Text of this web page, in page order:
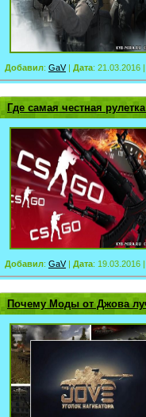
Добавил: GaV| Дата: 21.03.2016 |
Где самая честная
Добавил: GaV| Дата: 19.03.2016 |
Почему Моды от Джова